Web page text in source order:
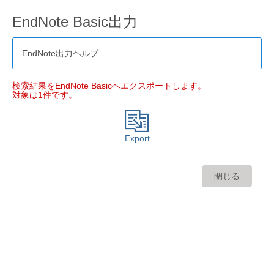
EndNote Basic出力
EndNote出力ヘルプ
検索結果をEndNote Basicへエクスポートします。
対象は1件です。
Export